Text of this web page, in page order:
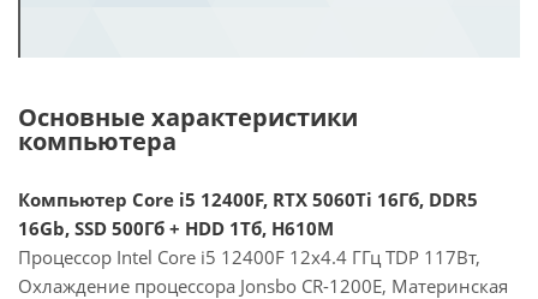
Основные характеристики
компьютера
Компьютер Core i5 12400F, RTX 5060Ti 16Гб, DDR5
16Gb, SSD 500Гб + HDD 1Тб, H610M
Процессор Intel Core i5 12400F 12x4.4 ГГц TDP 117Вт,
Охлаждение процессора Jonsbo CR-1200E, Материнская